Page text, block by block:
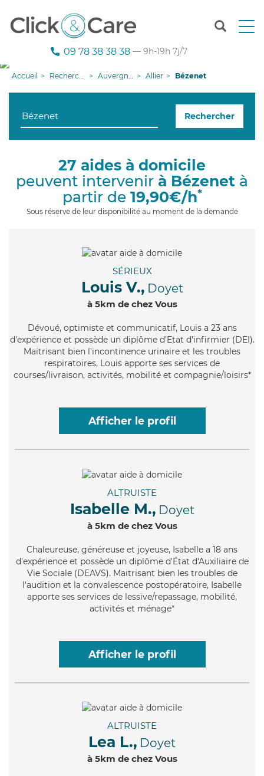
T
n
g
i
09 78 38 38 38 — 9h-19h 7j/7
Accueil Recherche aide à domicile Auvergne-Rhône-Alpes Allier Bézenet
Rechercher
27 aides à domicile
peuvent intervenir à Bézenet à
partir de 19,90€/h*
Sous réserve de leur disponibilité au moment de la demande
SÉRIEUX
Louis V., Doyet
à 5km de chez Vous
Dévoué, optimiste et communicatif, Louis a 23 ans
d'expérience et possède un diplôme d'Etat d'infirmier (DEI).
Maitrisant bien l'incontinence urinaire et les troubles
respiratoires, Louis apporte ses services de
courses/livraison, activités, mobilité et compagnie/loisirs*
Afficher le profil
ALTRUISTE
Isabelle M., Doyet
à 5km de chez Vous
Chaleureuse, généreuse et joyeuse, Isabelle a 18 ans
d'expérience et possède un diplôme d'État d'Auxiliaire de
Vie Sociale (DEAVS). Maitrisant bien les troubles de
l'audition et la convalescence postopératoire, Isabelle
apporte ses services de lessive/repassage, mobilité,
activités et ménage*
Afficher le profil
ALTRUISTE
Lea L., Doyet
à 5km de chez Vous